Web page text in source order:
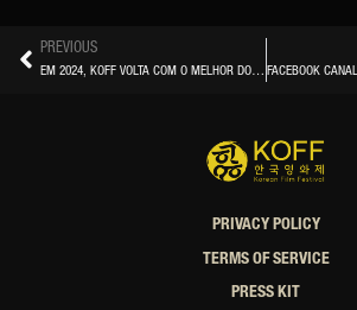
PREVIOUS
EM 2024, KOFF VOLTA COM O MELHOR DO CINEMA COREANO
PRIVACY POLICY
TERMS OF SERVICE
PRESS KIT